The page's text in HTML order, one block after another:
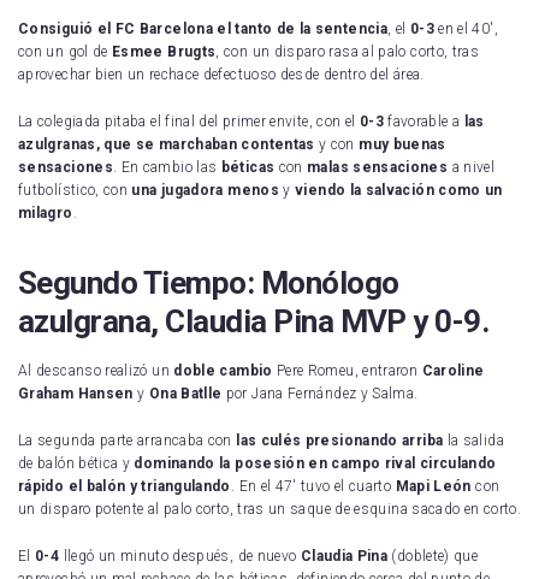
Consiguió el FC Barcelona el tanto de la sentencia , el 0-3en el 40′,
con un gol de Esmee Brugts , con un disparo rasa al palo corto, tras
aprovechar bien un rechace defectuoso desde dentro del área.
La colegiada pitaba el final del primer envite, con el 0-3favorable a las
azulgranas, que se marchaban contentasy con muy buenas
sensaciones . En cambio las béticas con malas sensaciones a nivel
futbolístico, con una jugadora menos yviendo la salvación como un
milagro
Segundo Tiempo: Monólogo
azulgrana, Claudia Pina MVP y 0-9.
Al descanso realizó un doble cambio Pere Romeu, entraron Caroline
Graham Hansen y Ona Batlle por Jana Fernández y Salma.
La segunda parte arrancaba con las culés presionando arriba la salida
de balón bética y dominando la posesión en campo rival circulando
rápido el balón y triangulando
. En el 47′ tuvo el cuarto Mapi León con
un disparo potente al palo corto, tras un saque de esquina sacado en corto.
El 0-4 llegó un minuto después, de nuevo Claudia Pina (doblete) que